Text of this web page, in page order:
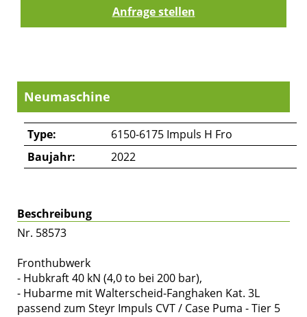
Neumaschine
Type:
6150-6175 Impuls H Fro
Baujahr:
2022
Beschreibung
Nr. 58573
Fronthubwerk
- Hubkraft 40 kN (4,0 to bei 200 bar),
- Hubarme mit Walterscheid-Fanghaken Kat. 3L
passend zum Steyr Impuls CVT / Case Puma - Tier 5